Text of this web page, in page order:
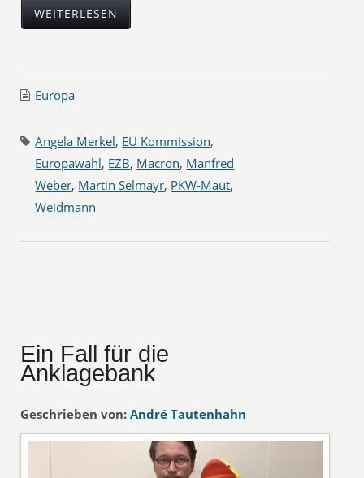
WEITERLESEN
Europa
Angela Merkel, EU Kommission,
Europawahl, EZB, Macron, Manfred
Weber, Martin Selmayr, PKW-Maut,
Weidmann
Ein Fall für die
Anklagebank
Geschrieben von: André Tautenhahn